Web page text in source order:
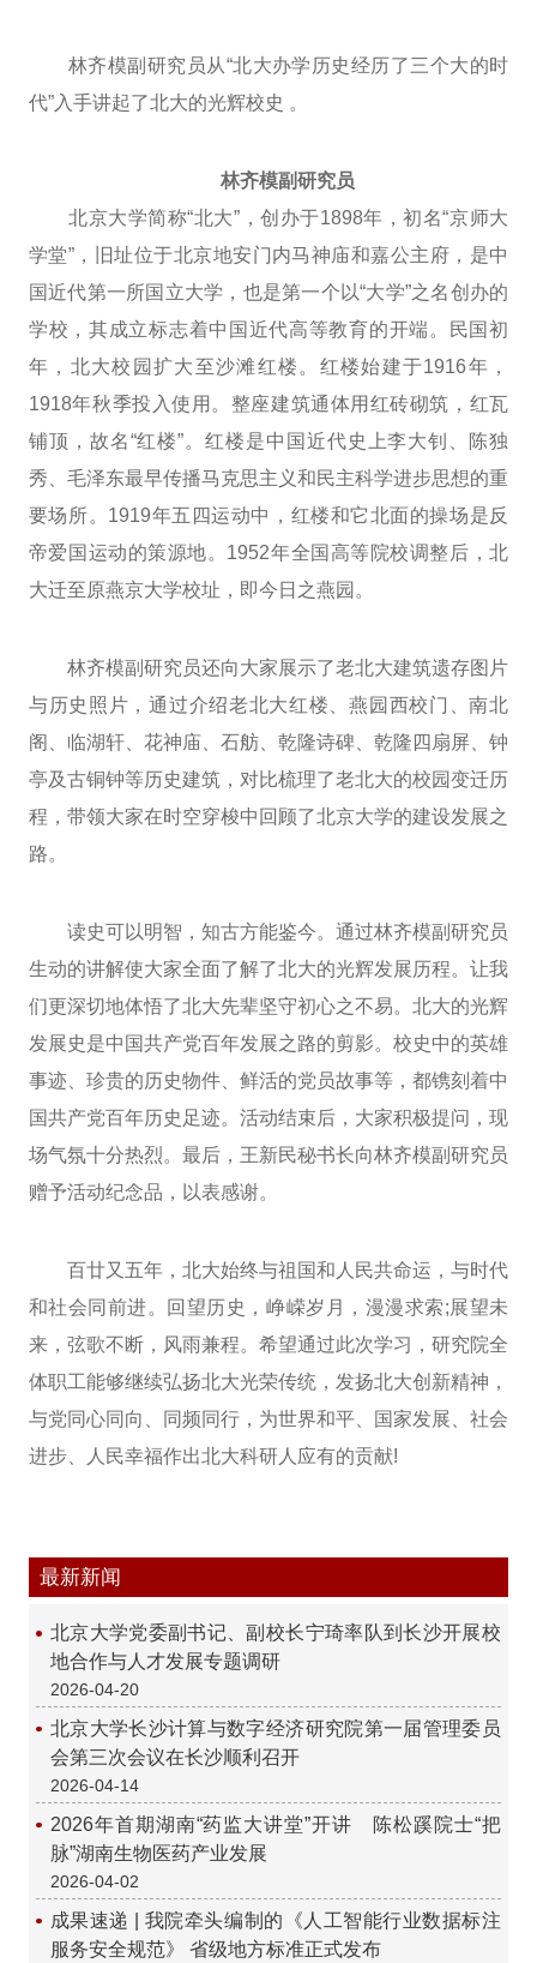
林齐模副研究员从“北大办学历史经历了三个大的时
代”入手讲起了北大的光辉校史 。
林齐模副研究员
北京大学简称“北大”，创办于1898年，初名“京师大
学堂”，旧址位于北京地安门内马神庙和嘉公主府，是中
国近代第一所国立大学，也是第一个以“大学”之名创办的
学校，其成立标志着中国近代高等教育的开端。民国初
年，北大校园扩大至沙滩红楼。红楼始建于1916年，
1918年秋季投入使用。整座建筑通体用红砖砌筑，红瓦
铺顶，故名“红楼”。红楼是中国近代史上李大钊、陈独
秀、毛泽东最早传播马克思主义和民主科学进步思想的重
要场所。1919年五四运动中，红楼和它北面的操场是反
帝爱国运动的策源地。1952年全国高等院校调整后，北
大迁至原燕京大学校址，即今日之燕园。
林齐模副研究员还向大家展示了老北大建筑遗存图片
与历史照片，通过介绍老北大红楼、燕园西校门、南北
阁、临湖轩、花神庙、石舫、乾隆诗碑、乾隆四扇屏、钟
亭及古铜钟等历史建筑，对比梳理了老北大的校园变迁历
程，带领大家在时空穿梭中回顾了北京大学的建设发展之
路。
读史可以明智，知古方能鉴今。通过林齐模副研究员
生动的讲解使大家全面了解了北大的光辉发展历程。让我
们更深切地体悟了北大先辈坚守初心之不易。北大的光辉
发展史是中国共产党百年发展之路的剪影。校史中的英雄
事迹、珍贵的历史物件、鲜活的党员故事等，都镌刻着中
国共产党百年历史足迹。活动结束后，大家积极提问，现
场气氛十分热烈。最后，王新民秘书长向林齐模副研究员
赠予活动纪念品，以表感谢。
百廿又五年，北大始终与祖国和人民共命运，与时代
和社会同前进。回望历史，峥嵘岁月，漫漫求索;展望未
来，弦歌不断，风雨兼程。希望通过此次学习，研究院全
体职工能够继续弘扬北大光荣传统，发扬北大创新精神，
与党同心同向、同频同行，为世界和平、国家发展、社会
进步、人民幸福作出北大科研人应有的贡献!
最新新闻
北京大学党委副书记、副校长宁琦率队到长沙开展校
地合作与人才发展专题调研
2026-04-20
北京大学长沙计算与数字经济研究院第一届管理委员
会第三次会议在长沙顺利召开
2026-04-14
2026年首期湖南“药监大讲堂”开讲 陈松蹊院士“把
脉”湖南生物医药产业发展
2026-04-02
成果速递 | 我院牵头编制的《人工智能行业数据标注
服务安全规范》 省级地方标准正式发布